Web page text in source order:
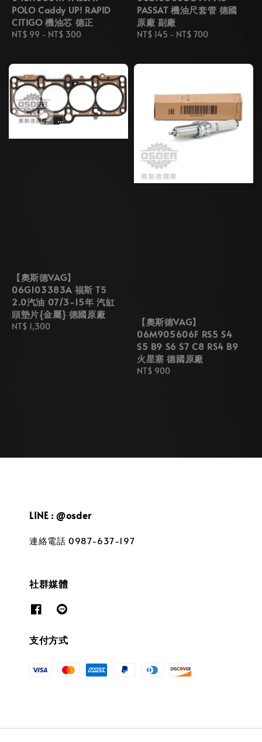
POLO Caddy UP! RAPID
CITIGO 機油芯 德正
Regular
NT$ 99 - NT$ 300
PASSAT 機油尺套管 德國
原廠 副廠
Regular
NT$ 145 - NT$ 700
【奧斯德VAG】
06G103383A 福斯 T5
2.0汽油 07/3-15年 汽缸
頭墊片{金屬} 德國原廠
Regular
NT$ 1,300
【奧斯德VAG】
06M905606F RS5 S4
S5 B9 S6 S7 C8 RS4 B9
火星塞 德國原廠
Regular
NT$ 900
LINE : @osder
連絡電話 0987-637-197
社群媒體
支付方式